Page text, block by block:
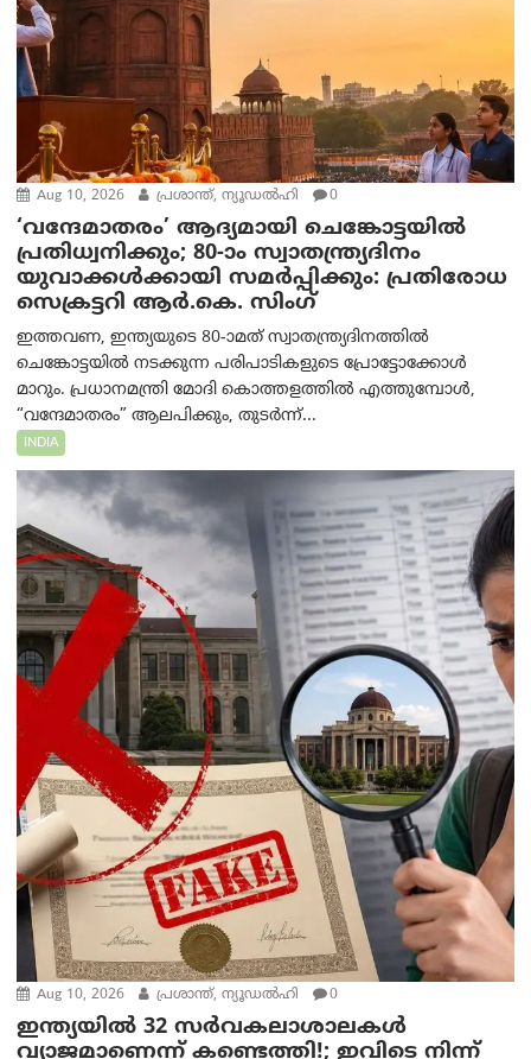
Aug 10, 2026 പ്രശാന്ത്, ന്യൂഡല്‍ഹി 0
‘വന്ദേമാതരം’ ആദ്യമായി ചെങ്കോട്ടയിൽ
പ്രതിധ്വനിക്കും; 80-ാം സ്വാതന്ത്ര്യദിനം
യുവാക്കൾക്കായി സമർപ്പിക്കും: പ്രതിരോധ
സെക്രട്ടറി ആർ.കെ. സിംഗ്
ഇത്തവണ, ഇന്ത്യയുടെ 80-ാമത് സ്വാതന്ത്ര്യദിനത്തിൽ
ചെങ്കോട്ടയിൽ നടക്കുന്ന പരിപാടികളുടെ പ്രോട്ടോക്കോൾ
മാറും. പ്രധാനമന്ത്രി മോദി കൊത്തളത്തിൽ എത്തുമ്പോൾ,
“വന്ദേമാതരം” ആലപിക്കും, തുടർന്ന്...
INDIA
Aug 10, 2026 പ്രശാന്ത്, ന്യൂഡല്‍ഹി 0
ഇന്ത്യയില്‍ 32 സർവകലാശാലകൾ
വ്യാജമാണെന്ന് കണ്ടെത്തി!; ഇവിടെ നിന്ന്